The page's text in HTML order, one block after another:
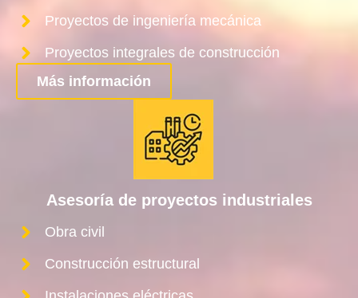
Proyectos de ingeniería mecánica
Proyectos integrales de construcción
Más información
Asesoría de proyectos industriales
Obra civil
Construcción estructural